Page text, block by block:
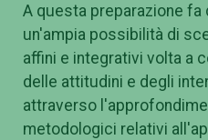
A questa preparazione
un'ampia possibilità di
affini e integrativi volta a
delle attitudini e degli
attraverso
metodologici relativi